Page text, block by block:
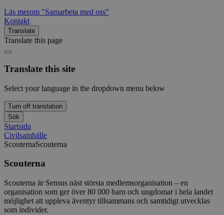
Läs merom "Samarbeta med oss"
Kontakt
Translate
Translate this page
Translate this site
Select your language in the dropdown menu below
Turn off translation
Sök
Startsida
Civilsamhälle
ScouternaScouterna
Scouterna
Scouterna är Sensus näst största medlemsorganisation – en
organisation som ger över 80 000 barn och ungdomar i hela landet
möjlighet att uppleva äventyr tillsammans och samtidigt utvecklas
som individer.